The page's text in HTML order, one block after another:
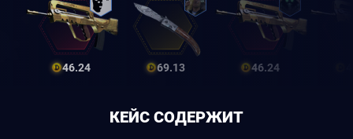
46.24 69.13 46.24
КЕЙС СОДЕРЖИТ